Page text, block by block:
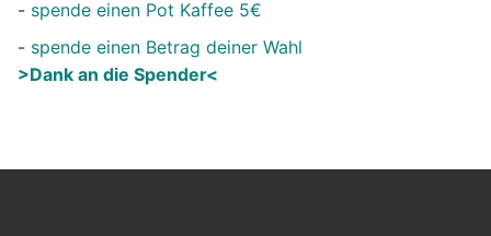
- spende einen Pot Kaffee 5€
- spende einen Betrag deiner Wahl
>Dank an die Spender<